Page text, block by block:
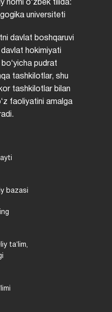
nomi oʻzbek tilida:
universiteti
davlat boshqaruvi
hokimiyati
pudrat
tashkilotlar, shu
tashkilotlar bilan
faoliyatini amalga
bazasi
taʼlim,